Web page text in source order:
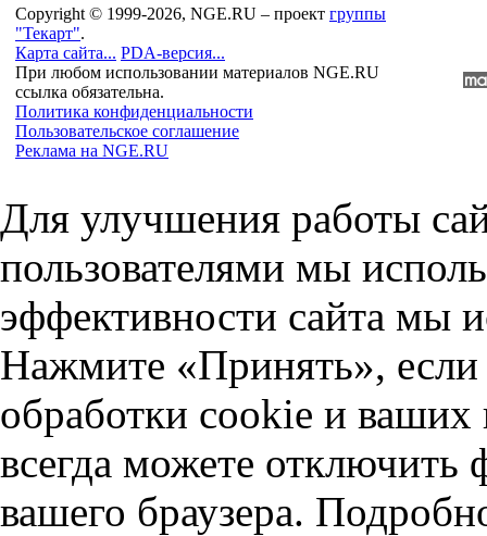
Copyright © 1999-2026, NGE.RU – проект группы
"Текарт".
Карта сайта... PDA-версия...
При любом использовании материалов NGE.RU
ссылка обязательна.
Политика конфиденциальности
Пользовательское соглашение
Реклама на NGE.RU
Для улучшения работы
пользователями мы
эффективности сайта мы
Нажмите «Принять», если
обработки cookie и
всегда можете отключить
вашего браузера.